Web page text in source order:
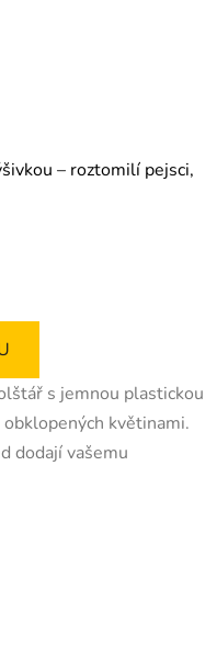
– roztomilí pejsci,
s jemnou plastickou
květinami.
dodají vašemu